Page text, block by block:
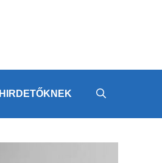
HIRDETŐKNEK